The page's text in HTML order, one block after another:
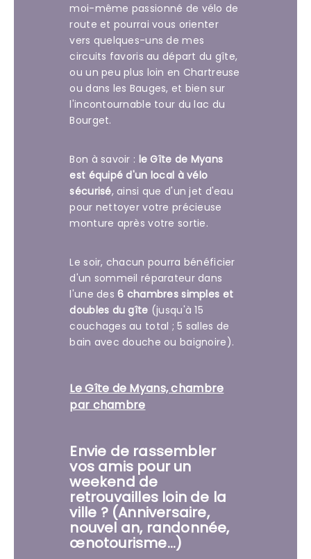
moi-même passionné de vélo de
route et pourrai vous orienter
vers quelques-uns de mes
circuits favoris au départ du gîte,
ou un peu plus loin en Chartreuse
ou dans les Bauges, et bien sur
l'incontournable tour du lac du
Bourget.
Bon à savoir : le Gîte de Myans
est équipé d'un local à vélo
sécurisé, ainsi que d'un jet d'eau
pour nettoyer votre précieuse
monture après votre sortie.
Le soir, chacun pourra bénéficier
d'un sommeil réparateur dans
l'une des6 chambres simples et
doubles du gîte (jusqu'à 15
couchages au total ; 5 salles de
bain avec douche ou baignoire).
Le Gîte de Myans, chambre
par chambre
Envie de rassembler
vos amis pour un
weekend de
retrouvailles loin de la
ville ? (Anniversaire,
nouvel an, randonnée,
œnotourisme…)